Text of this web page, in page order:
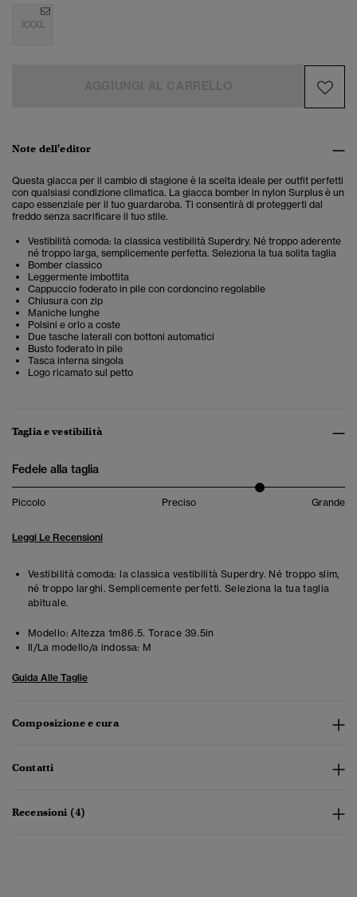
XXXL
Note dell'editor
Questa giacca per il cambio di stagione è la scelta ideale per outfit perfetti
con qualsiasi condizione climatica. La giacca bomber in nylon Surplus è un
capo essenziale per il tuo guardaroba. Ti consentirà di proteggerti dal
freddo senza sacrificare il tuo stile.
Vestibilità comoda: la classica vestibilità Superdry. Né troppo aderente
né troppo larga, semplicemente perfetta. Seleziona la tua solita taglia
Bomber classico
Leggermente imbottita
Cappuccio foderato in pile con cordoncino regolabile
Chiusura con zip
Maniche lunghe
Polsini e orlo a coste
Due tasche laterali con bottoni automatici
Busto foderato in pile
Tasca interna singola
Logo ricamato sul petto
Taglia e vestibilità
Fedele alla taglia
Piccolo Preciso Grande
Leggi Le Recensioni
Vestibilità comoda: la classica vestibilità Superdry. Né troppo slim,
né troppo larghi. Semplicemente perfetti. Seleziona la tua taglia
abituale.
Modello: Altezza 1m86.5. Torace 39.5in
Il/La modello/a indossa: M
Guida Alle Taglie
Composizione e cura
Contatti
Recensioni (4)